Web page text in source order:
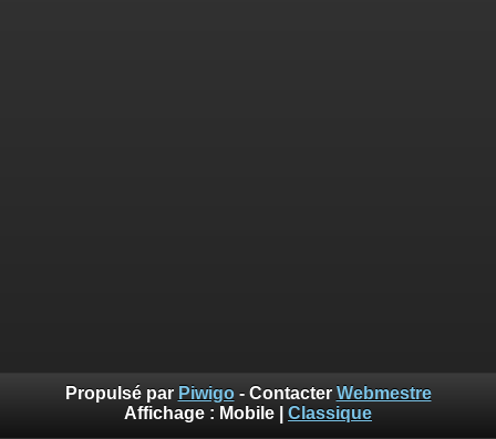
Propulsé par Piwigo- Contacter Webmestre
Affichage : Mobile Classique